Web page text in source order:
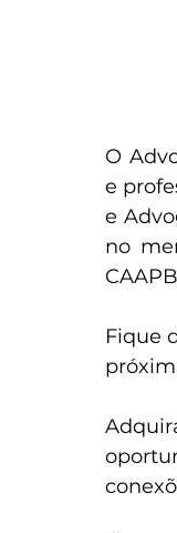
O
e
e
no
Fique